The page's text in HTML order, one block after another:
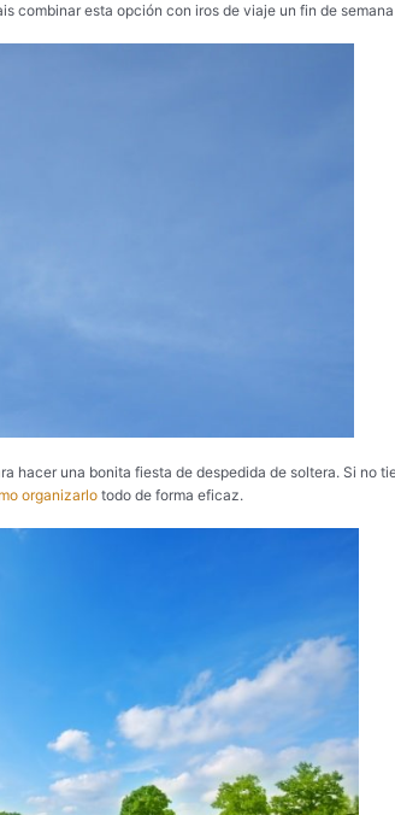
combinar esta opción con iros de viaje un fin de
hacer una bonita fiesta de despedida de soltera. Si no
organizarlo todo de forma eficaz.